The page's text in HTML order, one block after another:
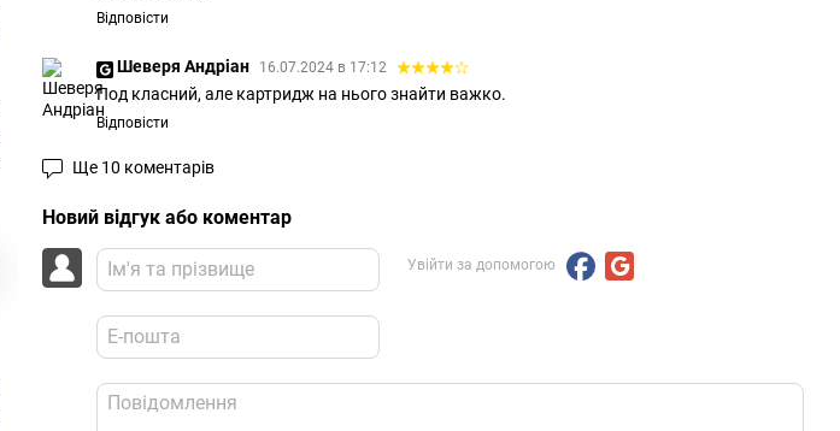
Відповісти
Шеверя Андріан 16.07.2024 в 17:12
Под класний, але картридж на нього знайти важко.
Відповісти
Ще 10 коментарів
Новий відгук або коментар
Увійти за допомогою